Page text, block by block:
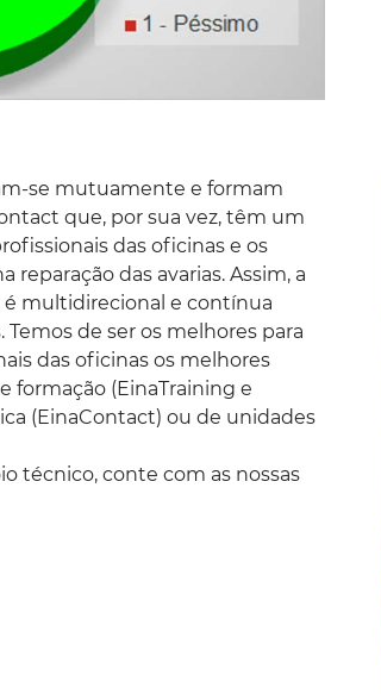
se mutuamente e formam
que, por sua vez, têm um
das oficinas e os
das avarias. Assim, a
multidirecional e contínua
de ser os melhores para
das oficinas os melhores
formação ( EinaTraining e
( EinaContact) ou de unidades
técnico, conte com as nossas